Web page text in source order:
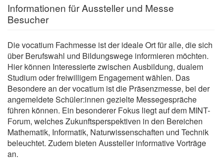
Informationen für Aussteller und Messe
Besucher
Die vocatium Fachmesse ist der ideale Ort für alle, die sich
über Berufswahl und Bildungswege informieren möchten.
Hier können Interessierte zwischen Ausbildung, dualem
Studium oder freiwilligem Engagement wählen. Das
Besondere an der vocatium ist die Präsenzmesse, bei der
angemeldete Schüler:innen gezielte Messegespräche
führen können. Ein besonderer Fokus liegt auf dem MINT-
Forum, welches Zukunftsperspektiven in den Bereichen
Mathematik, Informatik, Naturwissenschaften und Technik
beleuchtet. Zudem bieten Aussteller informative Vorträge
an.